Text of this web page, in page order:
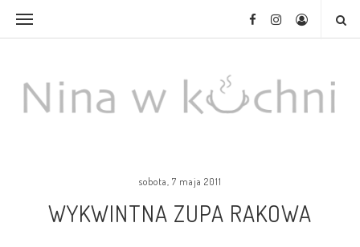
sobota, 7 maja 2011
WYKWINTNA ZUPA RAKOWA